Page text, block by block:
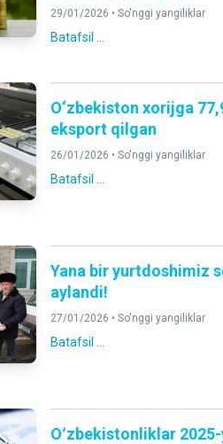
29/01/2026 •So'nggi yangiliklar
Batafsil ...
O‘zbekiston xorijga
eksport qilgan
26/01/2026 •So'nggi yangiliklar
Batafsil ...
Yana bir yurtdoshimiz
aylandi!
27/01/2026 •So'nggi yangiliklar
Batafsil ...
Oʻzbekistonliklar